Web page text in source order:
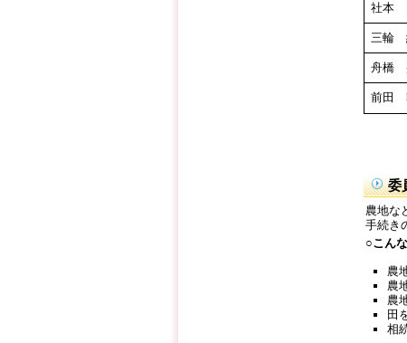
社本
三輪
舟橋
前田
委
農地な
手続き
○こん
農
農
農
田
相